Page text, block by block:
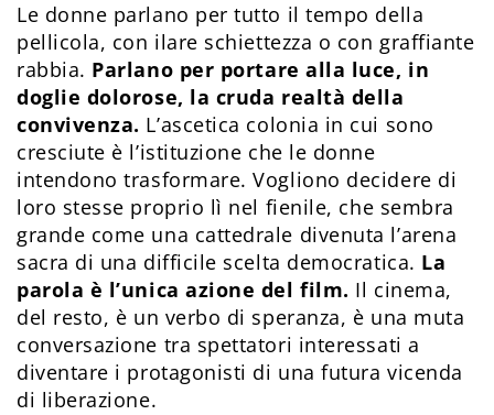
Le donne parlano per tutto il tempo della
pellicola, con ilare schiettezza o con graffiante
rabbia. Parlano per portare alla luce, in
doglie dolorose, la cruda realtà della
convivenza. L’ascetica colonia in cui sono
cresciute è l’istituzione che le donne
intendono trasformare. Vogliono decidere di
loro stesse proprio lì nel fienile, che sembra
grande come una cattedrale divenuta l’arena
sacra di una difficile scelta democratica. La
parola è l’unica azione del film. Il cinema,
del resto, è un verbo di speranza, è una muta
conversazione tra spettatori interessati a
diventare i protagonisti di una futura vicenda
di liberazione.